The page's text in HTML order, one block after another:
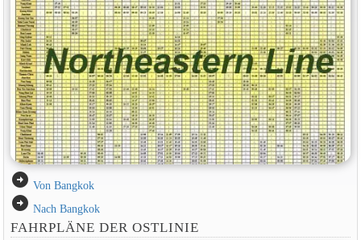
arrow_circle_right Von Bangkok
arrow_circle_right Nach Bangkok
FAHRPLÄNE DER OSTLINIE